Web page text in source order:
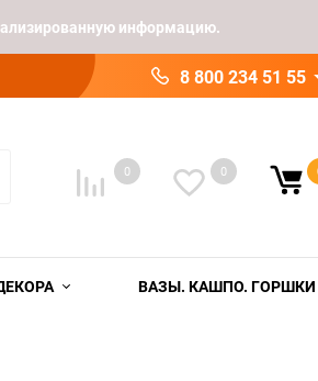
информацию.
8 800 234 51 55
0 0
ВАЗЫ. КАШПО. ГОРШКИ